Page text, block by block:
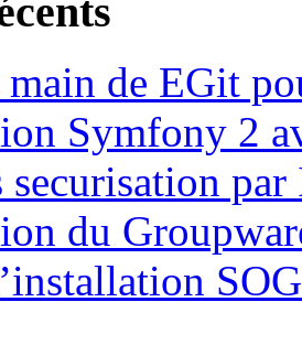
main de EGit
Symfony 2
securisation
du